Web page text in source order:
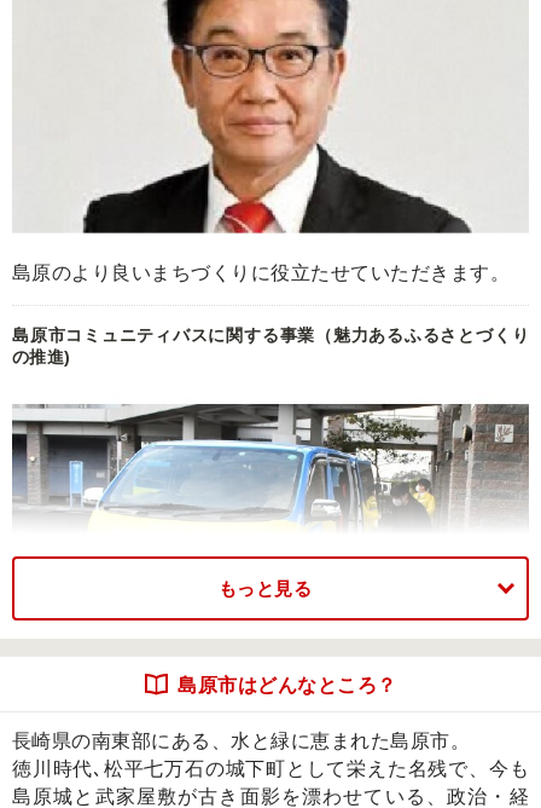
島原のより良いまちづくりに役立たせていただきます。
島原市コミュニティバスに関する事業（魅力あるふるさとづくり
の推進)
地域の生活に密着した利便性の高い移動手段としてコミ
ュニティバスを運行します。
もっと見る
島原市はどんなところ？
長崎県の南東部にある、水と緑に恵まれた島原市。
徳川時代､松平七万石の城下町として栄えた名残で、今も
島原城と武家屋敷が古き面影を漂わせている、政治・経